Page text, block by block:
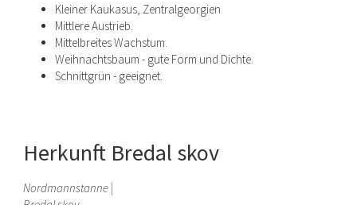
Kleiner Kaukasus, Zentralgeorgien
Mittlere Austrieb.
Mittelbreites Wachstum.
Weihnachtsbaum - gute Form und Dichte.
Schnittgrün - geeignet.
Herkunft Bredal skov
Nordmannstanne |